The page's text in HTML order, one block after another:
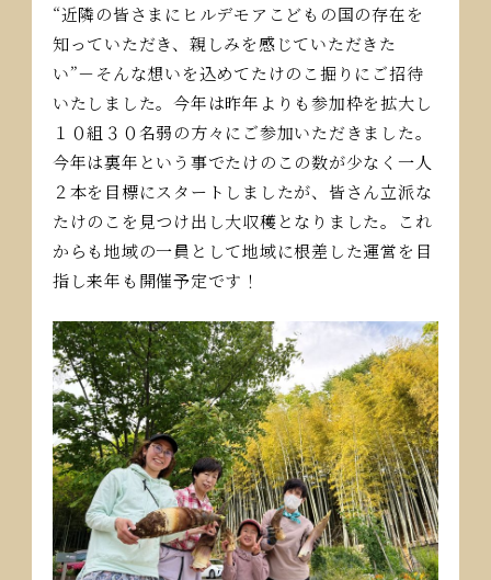
“近隣の皆さまにヒルデモアこどもの国の存在を
知っていただき、親しみを感じていただきた
い”－そんな想いを込めてたけのこ掘りにご招待
いたしました。今年は昨年よりも参加枠を拡大し
１０組３０名弱の方々にご参加いただきました。
今年は裏年という事でたけのこの数が少なく一人
２本を目標にスタートしましたが、皆さん立派な
たけのこを見つけ出し大収穫となりました。これ
からも地域の一員として地域に根差した運営を目
指し来年も開催予定です！